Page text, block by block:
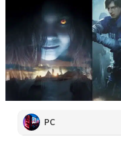
PC